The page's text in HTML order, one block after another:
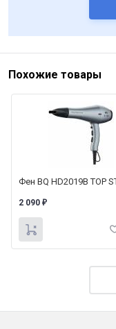
Похожие товары
2 090 ₽